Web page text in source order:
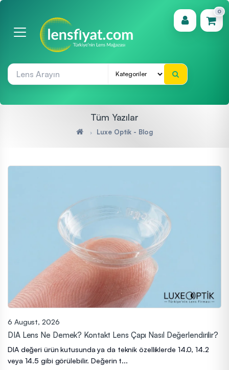
0
(0)
Tüm Yazılar
Luxe Optik - Blog
6 August, 2026
DIA Lens Ne Demek? Kontakt Lens Çapı Nasıl Değerlendirilir?
DIA değeri ürün kutusunda ya da teknik özelliklerde 14.0, 14.2
veya 14.5 gibi görülebilir. Değerin t...